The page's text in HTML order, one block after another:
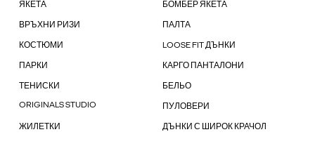
ЯКЕТА БОМБЕР ЯКЕТА
ВРЪХНИ РИЗИ ПАЛТА
КОСТЮМИ LOOSE FIT ДЪНКИ
ПАРКИ КАРГО ПАНТАЛОНИ
ТЕНИСКИ БЕЛЬО
ORIGINALS STUDIO ПУЛОВЕРИ
ЖИЛЕТКИ ДЪНКИ С ШИРОК КРАЧОЛ